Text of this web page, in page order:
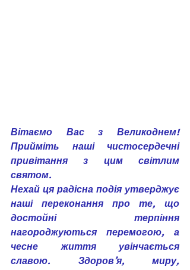
Вітаємо Вас з Великоднем!
Прийміть наші чистосердечні
привітання з цим світлим
святом.
Нехай ця радісна подія утверджує
наші переконання про те, що
достойні терпіння
нагороджуються перемогою, а
чесне життя увінчається
славою. Здоров’я, миру,